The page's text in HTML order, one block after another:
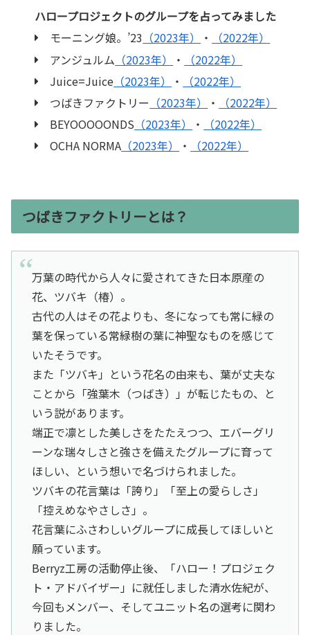
ハロープロジェクトのグループを占ってみました
モーニング娘。’23 （2023年） ・
（2022年）
アンジュルム （2023年） ・
（2022年）
Juice=Juice （2023年） ・
（2022年）
つばきファクトリー （2023年） ・
（2022年）
BEYOOOOONDS （2023年） ・
（2022年）
OCHA NORMA （2023年） ・ （2022年）
つばきファクトリーとは？
万葉の時代から人々に愛されてきた日本原産の
花、ツバキ（椿）。
古代の人はその花よりも、冬になっても常に緑の
葉を保っている常緑樹の葉に神聖なものを感じて
いたそうです。
また「ツバキ」という花名の由来も、葉が丈夫な
ことから「強葉木（つばき）」が転じたもの、と
いう説があります。
端正で凛とした美しさをたたえつつ、エバーグリ
ーンな瑞々しさと強さを備えたグループに育って
ほしい、という想いで名づけられました。
ツバキの花言葉は「誇り」「至上の愛らしさ」
「控えめなやさしさ」。
花言葉にふさわしいグループに成長してほしいと
願っています。
Berryz工房の活動停止後、「ハロー！プロジェク
ト・アドバイザー」に就任しました清水佐紀が、
今回もメンバー、そしてユニット名の選考に関わ
りました。